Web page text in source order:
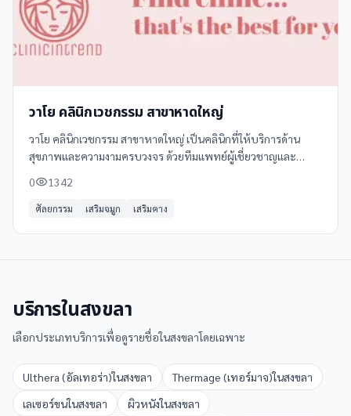
วาโย คลินิกเวชกรรม สาขาหาดใหญ่
วาโย คลินิกเวชกรรม สาขาหาดใหญ่ เป็นคลินิกที่ให้บริการด้าน
สุขภาพและความงามครบวงจร ด้วยทีมแพทย์ผู้เชี่ยวชาญและ
0 1342
ศัลยกรรม เสริมจมูก เสริมคาง
บริการในสงขลา
เลือกประเภทบริการเพื่อดูรายชื่อในสงขลาโดยเฉพาะ
Ulthera (อัลเทอร่า)ในสงขลา Thermage (เทอร์มาจ)ในสงขลา
เลเซอร์ขนในสงขลา ผิวหนังในสงขลา